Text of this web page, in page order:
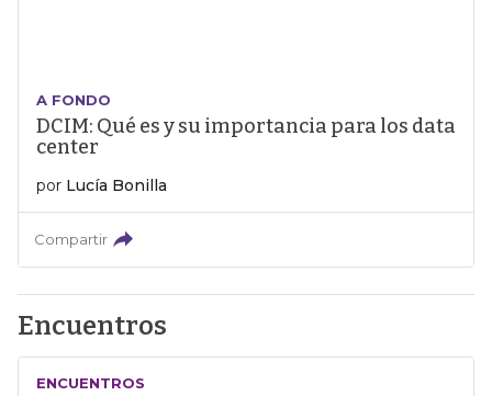
A FONDO
DCIM: Qué es y su importancia para los data
center
por Lucía Bonilla
Compartir
Encuentros
ENCUENTROS